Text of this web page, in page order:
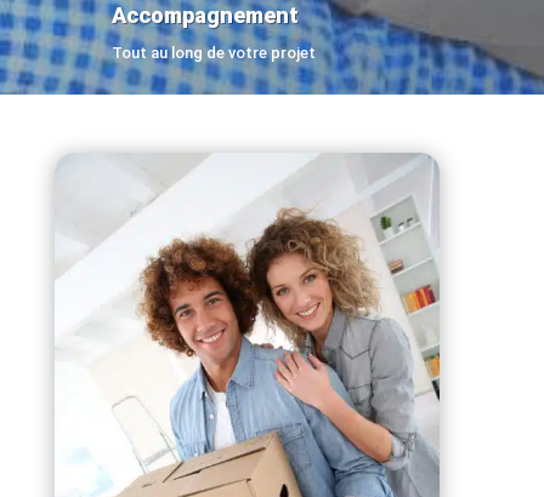
Accompagnement
Tout au long de votre projet